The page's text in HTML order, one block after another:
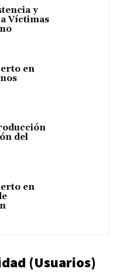
y
Víctimas
en
del
en
(Usuarios)